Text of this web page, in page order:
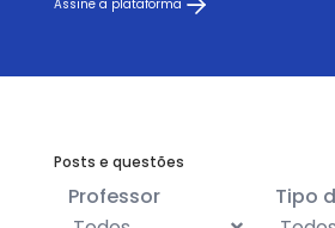
Assine a plataforma
Posts e questões
Professor Tipo